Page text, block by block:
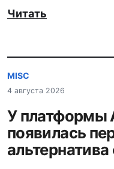
Читать
MISC
4 августа 2026
У платформы
появилась